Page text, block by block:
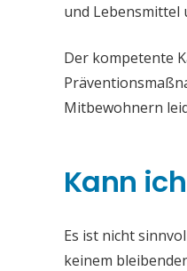
und Lebensmittel
Der kompetente
Mitbewohnern
Kann
Es ist nicht
keinem